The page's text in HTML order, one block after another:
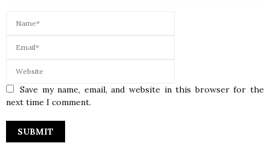
Save my name, email, and website in this browser for the
next time I comment.